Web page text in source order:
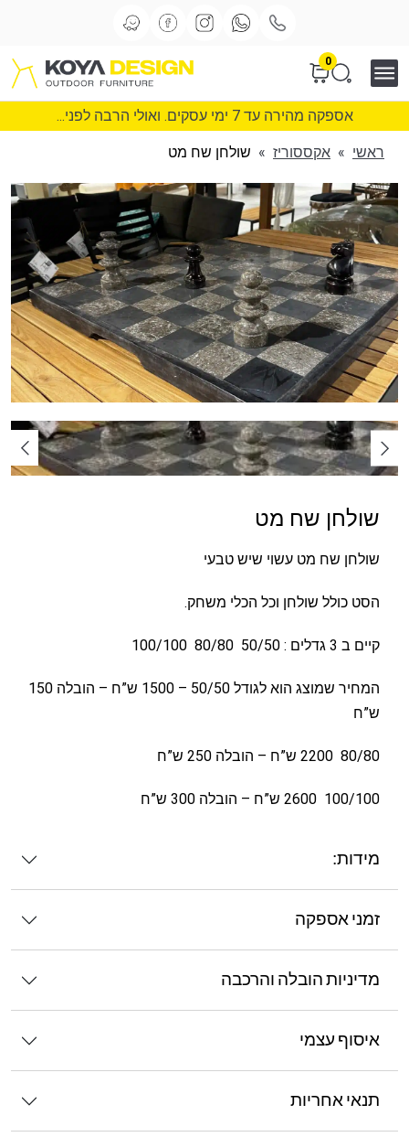
0
אספקה מהירה עד 7 ימי עסקים. ואולי הרבה לפני...
ראשי » אקססוריז » שולחן שח מט
שולחן שח מט
שולחן שח מט עשוי שיש טבעי
הסט כולל שולחן וכל הכלי משחק.
קיים ב 3 גדלים : 50/50 80/80 100/100
המחיר שמוצג הוא לגודל 50/50 – 1500 ש”ח – הובלה 150
ש”ח
80/80 2200 ש”ח – הובלה 250 ש”ח
100/100 2600 ש”ח – הובלה 300 ש”ח
מידות:
זמני אספקה
מדיניות הובלה והרכבה
איסוף עצמי
תנאי אחריות